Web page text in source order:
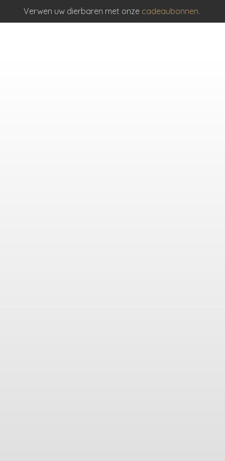
Verwen uw dierbaren met onzecadeaubonnen.